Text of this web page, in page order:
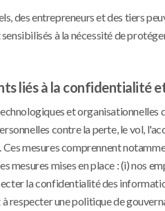
des entrepreneurs et des tiers
à la nécessité de
liés à la confidentialité
et organisationnelles
contre la perte, le vol,
mesures comprennent
mises en place : (i) nos
la confidentialité des
respecter une politique de